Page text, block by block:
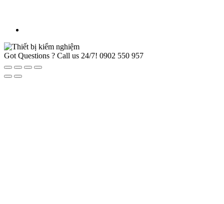
Got Questions ? Call us 24/7! 0902 550 957